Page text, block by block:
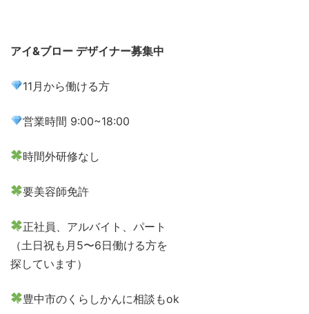
アイ&ブロー デザイナー募集中
11月から働ける方
営業時間 9:00~18:00
時間外研修なし
要美容師免許
正社員、アルバイト、パート
（土日祝も月5〜6日働ける方を
探しています）
豊中市のくらしかんに相談もok